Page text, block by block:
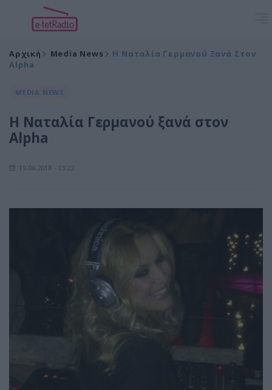
Αρχική Media News
Η Ναταλία Γερμανού Ξανά Στον
Alpha
MEDIA NEWS
Η Ναταλία Γερμανού ξανά στον
Alpha
19.06.2018 - 13:22